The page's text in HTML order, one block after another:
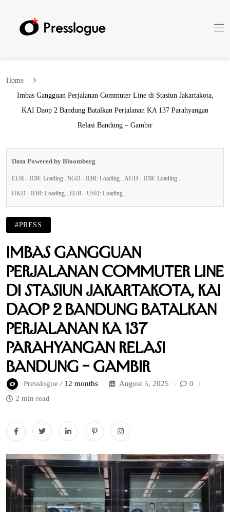
Home
Imbas Gangguan Perjalanan Commuter Line di Stasiun Jakartakota,
KAI Daop 2 Bandung Batalkan Perjalanan KA 137 Parahyangan
Relasi Bandung – Gambir
Data Powered by Bloomberg
EUR - IDR: Loading... SGD - IDR: Loading... AUD - IDR: Loading...
HKD - IDR: Loading... EUR - USD: Loading...
#PRESS
Imbas Gangguan
Perjalanan Commuter Line
di Stasiun Jakartakota, KAI
Daop 2 Bandung Batalkan
Perjalanan KA 137
Parahyangan Relasi
Bandung – Gambir
Presslogue / 12 months August 5, 2025
0
2 min read